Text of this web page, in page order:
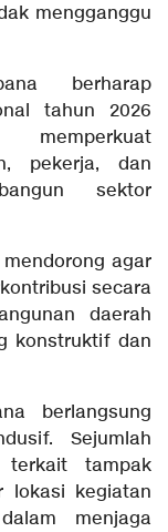
mengganggu
berharap
tahun 2026
pekerja, dan
sektor
agar
secara
daerah
konstruktif dan
berlangsung
Sejumlah
tampak
lokasi kegiatan
menjaga